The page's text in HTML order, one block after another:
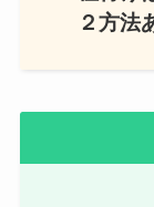
２方法